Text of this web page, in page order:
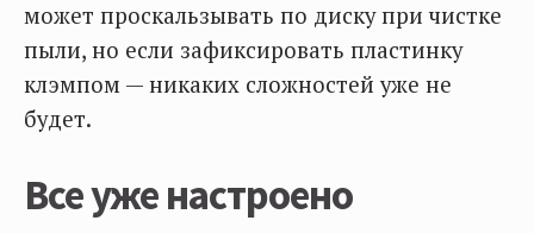
может проскальзывать по диску при чистке
пыли, но если зафиксировать пластинку
клэмпом — никаких сложностей уже не
будет.
Все уже настроено